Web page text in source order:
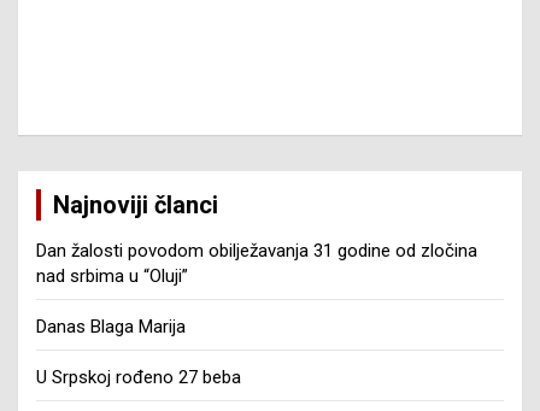
Najnoviji članci
Dan žalosti povodom obilježavanja 31 godine od zločina
nad srbima u “Oluji”
Danas Blaga Marija
U Srpskoj rođeno 27 beba